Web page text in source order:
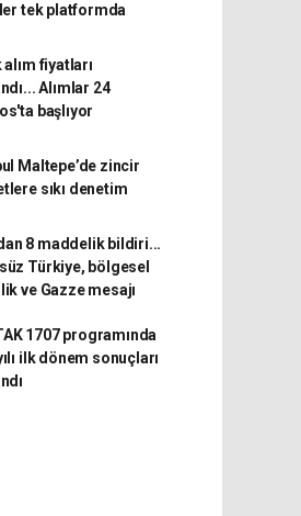
tek platformda
alım fiyatları
Alımlar 24
başlıyor
Maltepe’de zincir
sıkı denetim
8 maddelik bildiri...
Türkiye, bölgesel
ve Gazze mesajı
1707 programında
ilk dönem sonuçları